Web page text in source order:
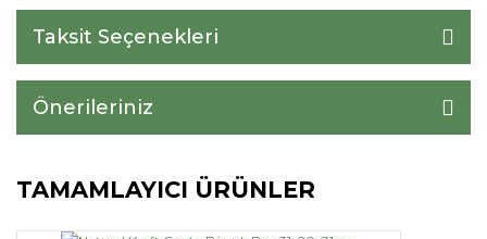
Taksit Seçenekleri
Önerileriniz
TAMAMLAYICI ÜRÜNLER